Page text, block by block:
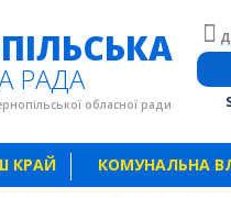
РАДА
обласної ради
КРАЙ КОМУНАЛЬНА